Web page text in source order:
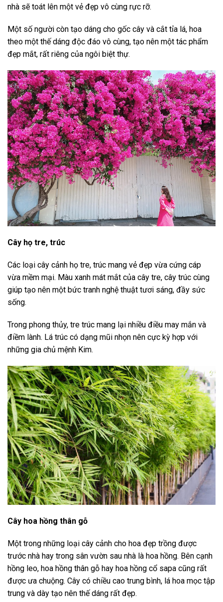
nhà sẽ toát lên một vẻ đẹp vô cùng rực rỡ.
Một số người còn tạo dáng cho gốc cây và cắt tỉa lá, hoa
theo một thế dáng độc đáo vô cùng, tạo nên một tác phẩm
đẹp mắt, rất riêng của ngôi biệt thự.
Cây họ tre, trúc
Các loại cây cảnh họ tre, trúc mang vẻ đẹp vừa cứng cáp
vừa mềm mại. Màu xanh mát mắt của cây tre, cây trúc cùng
giúp tạo nên một bức tranh nghệ thuật tươi sáng, đầy sức
sống.
Trong phong thủy, tre trúc mang lại nhiều điều may mắn và
điềm lành. Lá trúc có dạng mũi nhọn nên cực kỳ hợp với
những gia chủ mệnh Kim.
Cây hoa hồng thân gỗ
Một trong những loại cây cảnh cho hoa đẹp trồng được
trước nhà hay trong sân vườn sau nhà là hoa hồng. Bên cạnh
hồng leo, hoa hồng thân gỗ hay hoa hồng cổ sapa cũng rất
được ưa chuộng. Cây có chiều cao trung bình, lá hoa mọc tập
trung và dày tạo nên thế dáng rất đẹp.